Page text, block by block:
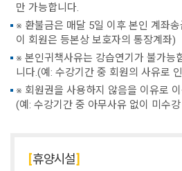
만 가능합니다.
※ 환불금은 매달 5일 이후 본인 계좌
이 회원은 등본상 보호자의 통장계좌)
※ 본인귀책사유는 강습연기가 불가능
니다.(예: 수강기간 중 회원의 사유로
※ 회원권을 사용하지 않음을 이유로
(예: 수강기간 중 아무사유 없이 미수
휴양시설